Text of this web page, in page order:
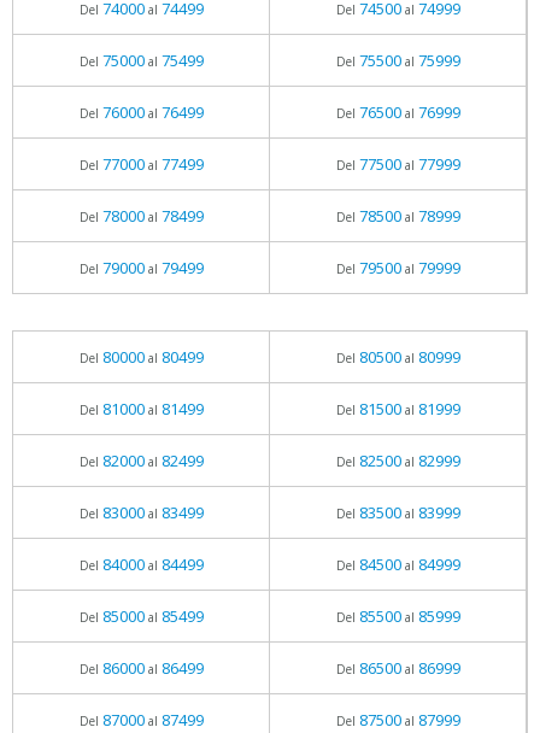
Del 74000al 74499 Del 74500al 74999
Del 75000al 75499 Del 75500al 75999
Del 76000al 76499 Del 76500al 76999
Del 77000al 77499 Del 77500al 77999
Del 78000al 78499 Del 78500al 78999
Del 79000al 79499 Del 79500al 79999
Del 80000al 80499 Del 80500al 80999
Del 81000al 81499 Del 81500al 81999
Del 82000al 82499 Del 82500al 82999
Del 83000al 83499 Del 83500al 83999
Del 84000al 84499 Del 84500al 84999
Del 85000al 85499 Del 85500al 85999
Del 86000al 86499 Del 86500al 86999
Del 87000al 87499 Del 87500al 87999